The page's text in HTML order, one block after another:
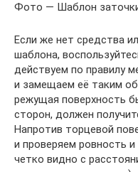
Фото — Шаблон
Если же нет средства
шаблона,
действуем по правилу
и замещаем её таким
режущая поверхность
сторон, должен
Напротив торцевой
и проверяем ровность
четко видно с